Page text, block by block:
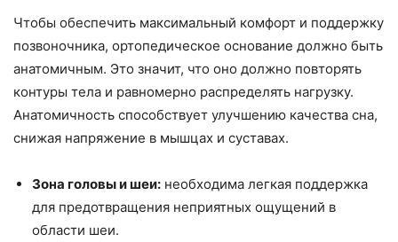
Чтобы обеспечить максимальный комфорт и поддержку
позвоночника, ортопедическое основание должно быть
анатомичным. Это значит, что оно должно повторять
контуры тела и равномерно распределять нагрузку.
Анатомичность способствует улучшению качества сна,
снижая напряжение в мышцах и суставах.
Зона головы и шеи: необходима легкая поддержка
для предотвращения неприятных ощущений в
области шеи.